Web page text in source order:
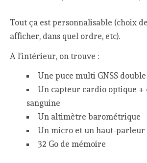
Tout ça est personnalisable (choix
afficher, dans quel ordre, etc).
A l’intérieur, on trouve :
Une puce multi GNSS
Un capteur cardio optique +
sanguine
Un altimètre barométrique
Un micro et un haut-parleur
32 Go de mémoire